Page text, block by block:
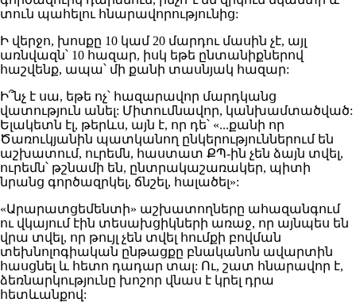
տուն պահելու հնարավորությունից:
Ի վերջո, խոսքը 10 կամ 20 մարդու մասին չէ, այլ
առնվազն՝ 10 հազար, իսկ եթե ընտանիքներով
հաշվենք, ապա՝ մի քանի տասնյակ հազար:
Ի՞նչ է սա, եթե ոչ՝ հազարավոր մարդկանց
վատություն անել: Միտումնավոր, կանխամտածված:
Ելակետն էլ, թերևս, այն է, որ դե՝ «...քանի որ
Ծառուկյանին պատկանող ընկերություններում են
աշխատում, ուրեմն, հաստատ ՔՊ-ին չեն ձայն տվել,
ուրեմն՝ թշնամի են, ընտրակաշառակեր, պիտի
նրանց գործազրկել, ճնշել, հալածել»:
«Արարատցեմենտի» աշխատողները ահազանգում
ու վկայում էին տեսախցիկների առաջ, որ այնպես են
վրա տվել, որ թույլ չեն տվել հումքի բովման
տեխնոլոգիական ընթացքը բնականոն ավարտին
հասցնել և հետո դադար տալ: Ու, շատ հնարավոր է,
ձեռնարկությունը խոշոր վնաս է կրել դրա
հետևանքով: